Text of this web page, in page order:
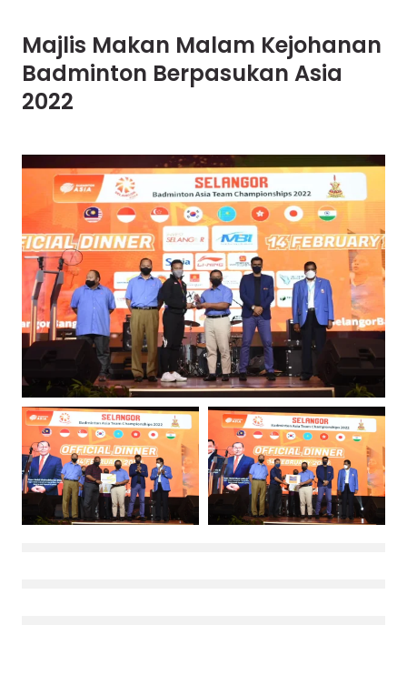
Majlis Makan Malam Kejohanan
Badminton Berpasukan Asia
2022